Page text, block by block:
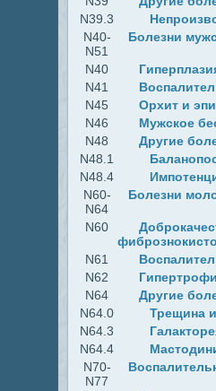
N39.3
N40-
N51
Болезни
N40
N41
N45
Орхит и
N46
Мужское
N48
Другие
N48.1
N48.4
N60-
N64
Болезни
N60
N61
N62
N64
Другие
N64.0
Трещина
N64.3
N64.4
N70-
N77